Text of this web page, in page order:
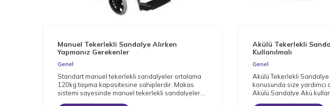
Manuel Tekerlekli Sandalye Alırken
Yapmanız Gerekenler
Genel
Standart manuel tekerlekli sandalyeler ortalama
120kg taşıma kapasitesine sahiplerdir. Makas
sistemi sayesinde manuel tekerlekli sandalyeler
Akülü Tekerlekli
Kullanılmalı
Genel
Akülü Tekerlekli Sandalye
konusunda size yardımcı
Akülü Sandalye Akü